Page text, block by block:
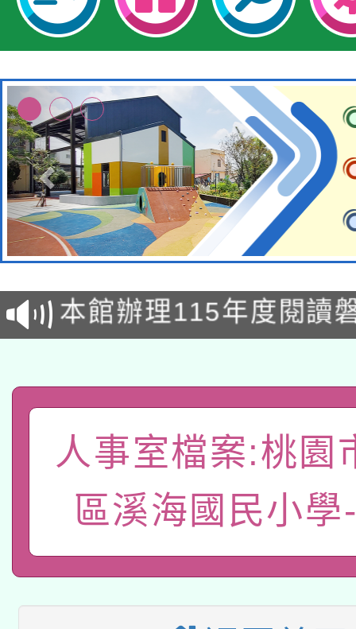
適應運動共學行動站研
本館辦理115年度閱讀
暨閱讀推動專業研習
科技賦能─人工智慧
礎課程
A3數位素養講師名單
pilot」
有關大陸委員會函釋公
薪期間赴陸應申請許可
轉知經濟部水利署委託
桃園市孔廟祈福系列
2026年桃園地景藝術
「2026桃園藝術巡演
人事室檔案:桃園
區溪海國民小學